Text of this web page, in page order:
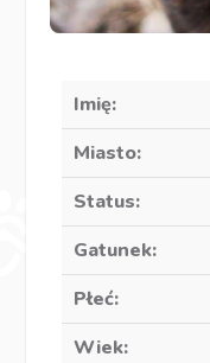
Imię:
Miasto:
Status:
Gatunek:
Płeć:
Wiek: